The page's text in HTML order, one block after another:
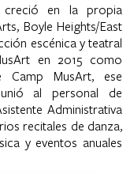
creció en la propia
Boyle Heights/East
escénica y teatral
en 2015 como
Camp MusArt, ese
al personal de
Administrativa
recitales de danza,
y eventos anuales